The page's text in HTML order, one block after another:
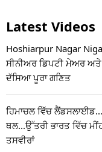
Latest Videos
Hoshiarpur Nagar
ਸੀਨੀਅਰ ਡਿਪਟੀ ਮੇਅਰ
ਦੱਸਿਆ ਪੂਰਾ ਗਣਿਤ
ਹਿਮਾਚਲ ਵਿੱਚ
ਥਲ...ਉੱਤਰੀ ਭਾਰਤ ਵਿੱਚ
ਤਸਵੀਰਾਂ